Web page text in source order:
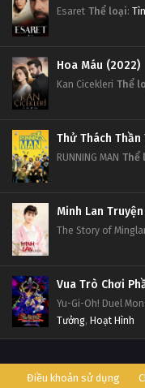
Esaret Thể loại:
Hoa Máu (2022)
Kan Cicekleri Thể
Thử Thách
RUNNING MAN Thể
Minh Lan
The Story of
Yu-Gi-Oh! Duel
Tưởng, Hoạt Hình
Điều khoản sử dụng